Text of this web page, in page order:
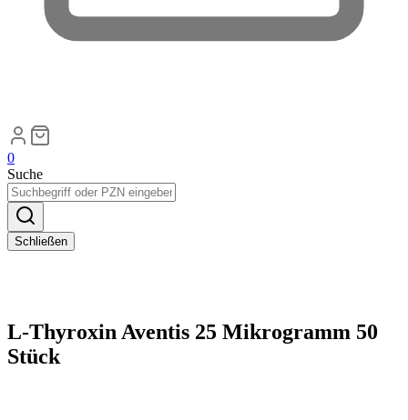
0
Suche
Schließen
L-Thyroxin Aventis 25 Mikrogramm 50
Stück